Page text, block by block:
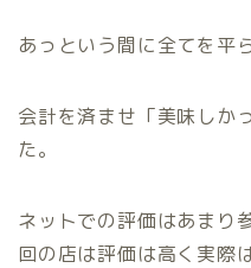
あっという間に全てを平
会計を済ませ「美味しか
た。
ネットでの評価はあまり
回の店は評価は高く実際